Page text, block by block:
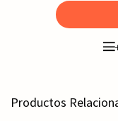
Productos